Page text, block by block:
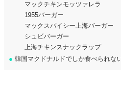
マックチキンモッツァレラ
1955バーガー
マックスパイシー上海バーガー
シュビバーガー
上海チキンスナックラップ
● 韓国マクドナルドでしか食べられな